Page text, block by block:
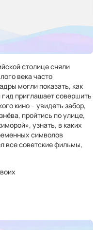
столице сняли
века часто
могли показать, как
приглашает совершить
кино – увидеть забор,
пройтись по улице,
узнать, в каких
символов
все советские фильмы,